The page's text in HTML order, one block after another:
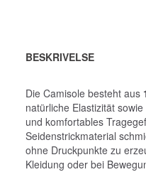
BESKRIVELSE
Die Camisole besteht aus
natürliche Elastizität
und komfortables
Seidenstrickmaterial
ohne Druckpunkte zu
Kleidung oder bei